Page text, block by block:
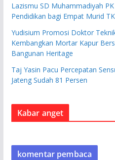
Lazismu SD Muhammadiyah
Pendidikan bagi Empat Murid
Yudisium Promosi Doktor
Kembangkan Mortar Kapur
Bangunan Heritage
Taj Yasin Pacu Percepatan
Jateng Sudah 81 Persen
Kabar anget
komentar pembaca